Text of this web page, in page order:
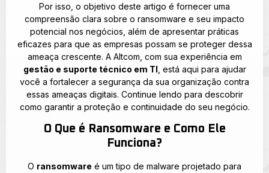
Por isso, o objetivo deste artigo é fornecer uma
compreensão clara sobre o ransomware e seu impacto
potencial nos negócios, além de apresentar práticas
eficazes para que as empresas possam se proteger dessa
ameaça crescente. A Altcom, com sua experiência em
gestão e suporte técnico em TI , está aqui para ajudar
você a fortalecer a segurança da sua organização contra
essas ameaças digitais. Continue lendo para descobrir
como garantir a proteção e continuidade do seu negócio.
O Que é Ransomware e Como Ele
Funciona?
O ransomware é um tipo de malware projetado para